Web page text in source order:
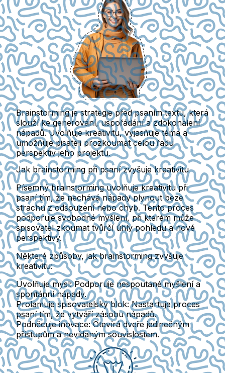
Brainstorming jestrategie před psaním textu, která
slouží kegenerování, uspořádání a zdokonalení
nápadů. Uvolňuje kreativitu, vyjasňuje téma a
umožňuje pisateli prozkoumat celou řadu
perspektiv jeho projektu.
Jak brainstorming při psaní zvyšuje kreativitu
Písemný brainstorming uvolňuje kreativitu při
psaní tím, že nechává nápady plynout beze
strachu z odsouzení nebo chyb. Tento proces
podporuje svobodné myšlení, při kterém může
spisovatel zkoumat tvůrčí úhly pohledu a nové
perspektivy.
Některé způsoby, jak brainstorming zvyšuje
kreativitu:
Uvolňuje mysl: Podporuje nespoutané myšlení a
spontánní nápady.
Prolamuje spisovatelský blok: Nastartuje proces
psaní tím, že vytváří zásobu nápadů.
Podněcuje inovace: Otevírá dveře jedinečným
přístupům a nevídaným souvislostem.